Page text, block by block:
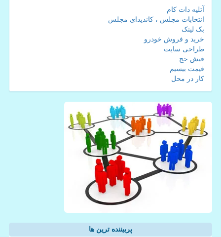
آتلیه دات کام
انتخابات مجلس ، کاندیدای مجلس
بک لینک
خرید و فروش خودرو
طراحی سایت
فیش حج
قیمت بیسیم
کار در محل
پربیننده ترین ها